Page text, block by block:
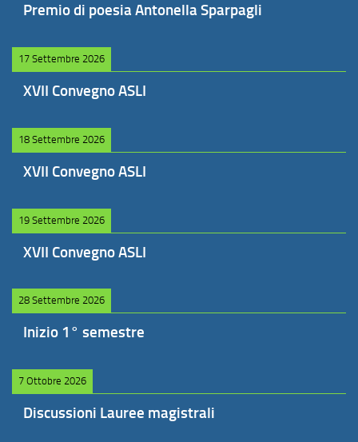
Premio di poesia Antonella Sparpagli
17 Settembre 2026
XVII Convegno ASLI
18 Settembre 2026
XVII Convegno ASLI
19 Settembre 2026
XVII Convegno ASLI
28 Settembre 2026
Inizio 1° semestre
7 Ottobre 2026
Discussioni Lauree magistrali